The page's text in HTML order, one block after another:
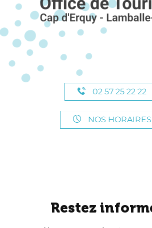
02 57 25 22 22
NOS HORAIRES
Restez